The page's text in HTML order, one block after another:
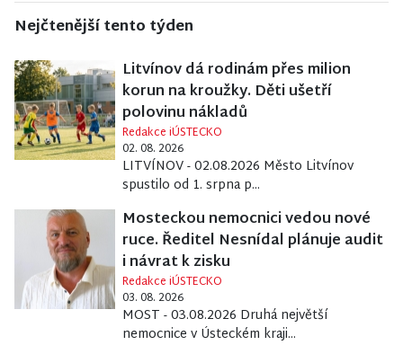
Nejčtenější tento týden
Litvínov dá rodinám přes milion
korun na kroužky. Děti ušetří
polovinu nákladů
Redakce iÚSTECKO
02. 08. 2026
LITVÍNOV - 02.08.2026 Město Litvínov
spustilo od 1. srpna p...
Mosteckou nemocnici vedou nové
ruce. Ředitel Nesnídal plánuje audit
i návrat k zisku
Redakce iÚSTECKO
03. 08. 2026
MOST - 03.08.2026 Druhá největší
nemocnice v Ústeckém kraji...